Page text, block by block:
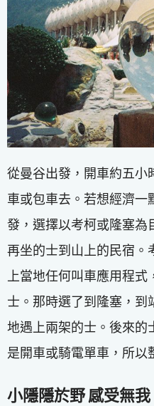
從曼谷出發，開車約五小
車或包車去。若想經濟一
發，選擇以考柯或隆塞為
再坐的士到山上的民宿。
上當地任何叫車應用程
士。那時選了到隆塞，到
地遇上兩架的士。後來的
是開車或騎電單車，所以
小隱隱於野 感受無我